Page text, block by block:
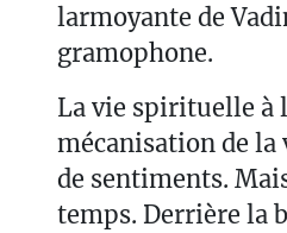
larmoyante de
gramophone.
La vie spirituelle à
mécanisation de la
de sentiments.
temps. Derrière la